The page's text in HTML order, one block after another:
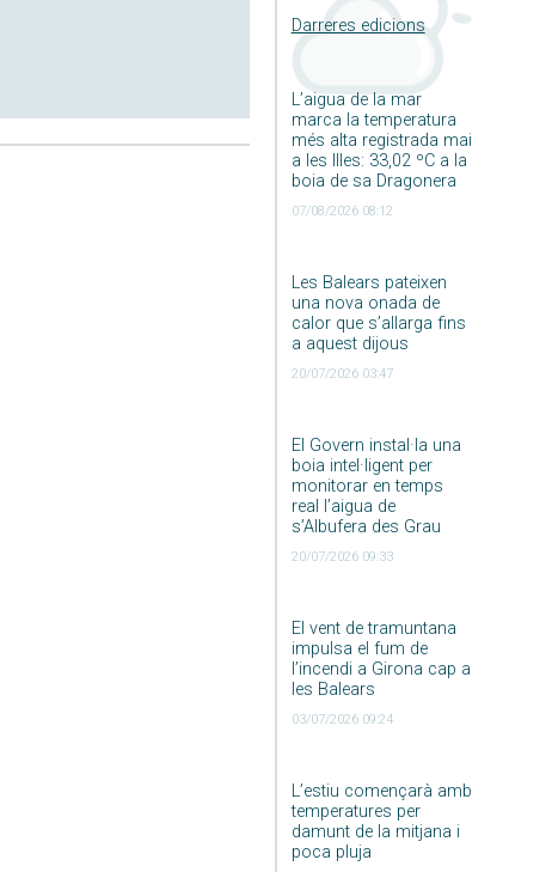
Darreres edicions
L’aigua de la mar
marca la temperatura
més alta registrada mai
a les Illes: 33,02 ºC a la
boia de sa Dragonera
07/08/2026 08:12
Les Balears pateixen
una nova onada de
calor que s’allarga fins
a aquest dijous
20/07/2026 03:47
El Govern instal·la una
boia intel·ligent per
monitorar en temps
real l’aigua de
s’Albufera des Grau
20/07/2026 09:33
El vent de tramuntana
impulsa el fum de
l’incendi a Girona cap a
les Balears
03/07/2026 09:24
L’estiu començarà amb
temperatures per
damunt de la mitjana i
poca pluja